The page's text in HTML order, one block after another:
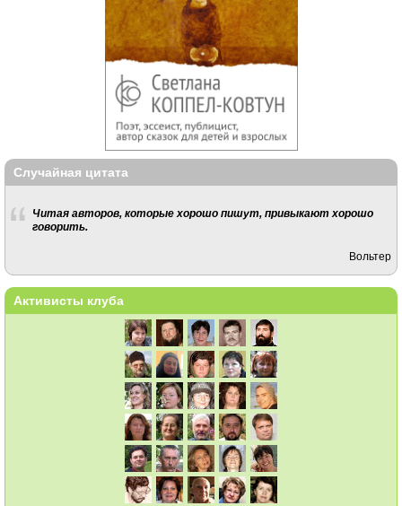
Случайная цитата
Читая авторов, которые хорошо пишут, привыкают хорошо
говорить.
Вольтер
Активисты клуба